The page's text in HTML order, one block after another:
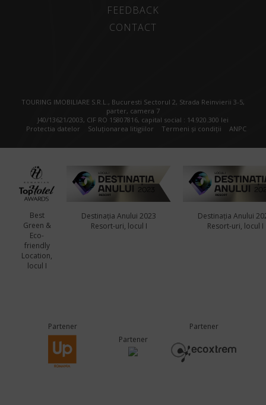
FEEDBACK
CONTACT
TOURING IMOBILIARE S.R.L., Bucuresti Sectorul 2, Strada Reinvierii 3-5,
parter, camera 7
J40/13621/2003, CIF RO 15807816, capital social : 14.920.300 lei
Protectia datelor
Soluționarea litigiilor Termeni și condiții ANPC
Best
Green &
Eco-
friendly
Location,
locul I
Destinația Anului 2023
Resort-uri, locul I
Destinația Anului
Resort-uri, locul I
Partener
Partener
Partener